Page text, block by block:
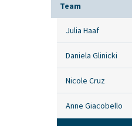
Team
Julia Haaf
Daniela Glinicki
Nicole Cruz
Anne Giacobello